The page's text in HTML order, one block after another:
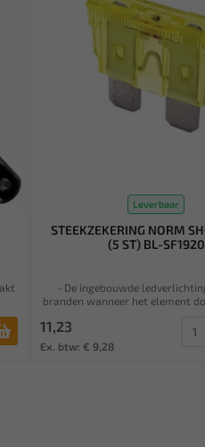
Leverbaar
STEEKZEKERING NORM
(5 ST) BL-SF1920
- De ingebouwde
branden wanneer het element
11,23
Ex. btw: € 9,28